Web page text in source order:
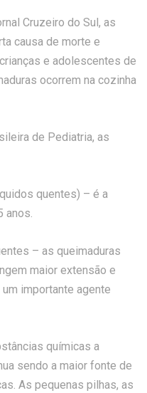
Cruzeiro do Sul, as
causa de morte e
e adolescentes de
ocorrem na cozinha
de Pediatria, as
quentes) – é a
anos.
– as queimaduras
maior extensão e
importante agente
químicas a
sendo a maior fonte de
As pequenas pilhas, as